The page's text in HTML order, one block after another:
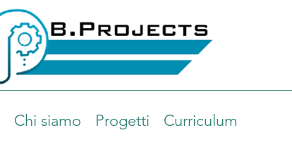
Chi siamo Progetti Curriculum